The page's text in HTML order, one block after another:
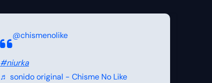
@chismenolike
#niurka
♬ sonido original - Chisme No Like